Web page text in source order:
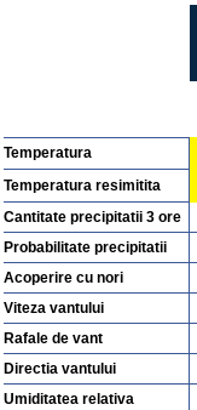
Temperatura
Temperatura resimitita
Cantitate precipitatii 3 ore
Probabilitate precipitatii
Acoperire cu nori
Viteza vantului
Rafale de vant
Directia vantului
Umiditatea relativa